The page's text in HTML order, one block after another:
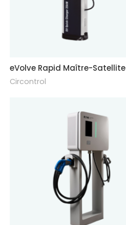
eVolve Rapid Maître-Satellite
Circontrol